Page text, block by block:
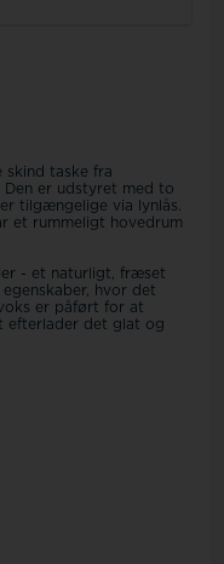
skind taske fra
Den er udstyret med to
tilgængelige via lynlås.
et rummeligt hovedrum
- et naturligt, fræset
hvor det
er påført for at
efterlader det glat og